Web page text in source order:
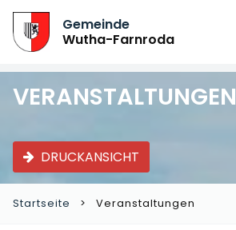
Gemeinde
Wutha-Farnroda
VERANSTALTUNGEN
DRUCKANSICHT
Startseite Veranstaltungen